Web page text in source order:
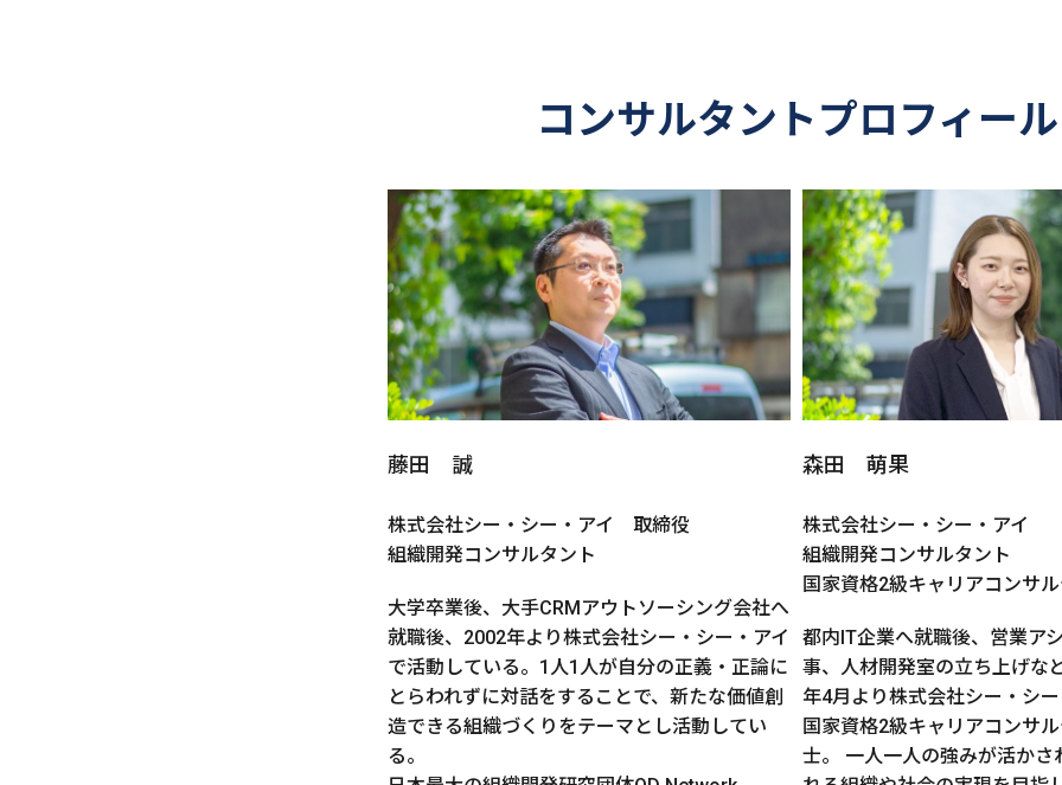
コンサルタントプロフィール
藤田 誠
株式会社シー・シー・アイ 取締役
組織開発コンサルタント
大学卒業後、大手CRMアウトソーシング会社へ
就職後、2002年より株式会社シー・シー・アイ
で活動している。1人1人が自分の正義・正論に
とらわれずに対話をすることで、新たな価値創
造できる組織づくりをテーマとし活動してい
る。
森田 萌果
株式会社シー・シー・アイ
組織開発コンサルタント
国家資格2級キャリアコンサ
都内IT企業へ就職後、営業ア
事、人材開発室の立ち上げな
年4月より株式会社シー・シ
国家資格2級キャリアコンサ
士。 一人一人の強みが活かさ